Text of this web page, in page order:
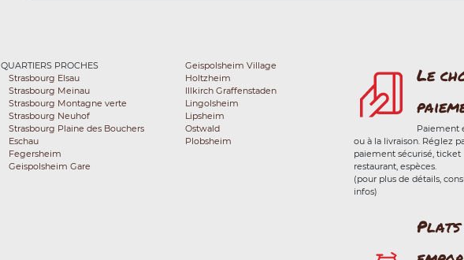
QUARTIERS PROCHES
Strasbourg Elsau
Strasbourg Meinau
Strasbourg Montagne verte
Strasbourg Neuhof
Strasbourg Plaine des Bouchers
Eschau
Fegersheim
Geispolsheim Gare
Geispolsheim Village
Holtzheim
Illkirch Graffenstaden
Lingolsheim
Lipsheim
Ostwald
Plobsheim
Le
Paiement
ou à la livraison. Réglez
paiement sécurisé, ticket
restaurant, espèces.
(pour plus de détails,
infos)
Plats